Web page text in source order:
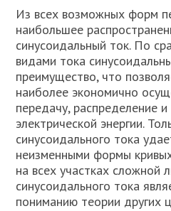
Из всех возможных форм
наибольшее
синусоидальный ток. По
видами тока
преимущество, что
наиболее экономично
передачу, распределение
электрической энергии.
синусоидального тока
неизменными формы
на всех участках сложной
синусоидального тока
пониманию теории других